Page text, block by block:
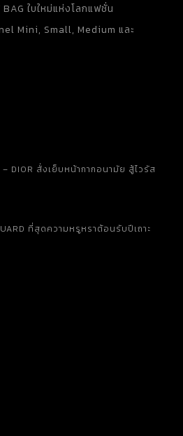
ใบใหม่แห่งโลกแฟชั่น
Mini, Small, Medium และ
– DIOR สั่งเย็บหน้ากากอนามัย สู้ไวรัส
ที่สุดความหรูหราต้อนรับปีเถาะ